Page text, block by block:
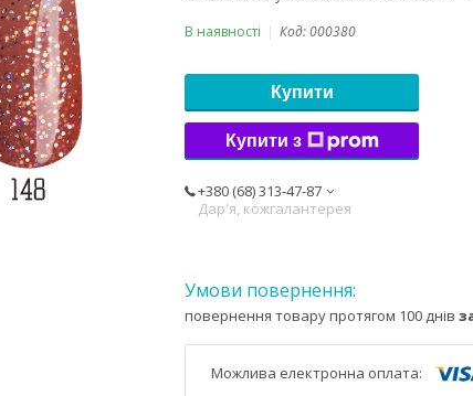
В наявності Код:000380
Купити
Купити з
+380 (68) 313-47-87
Дар'я, кожгалантерея
повернення товару протягом 100 днів